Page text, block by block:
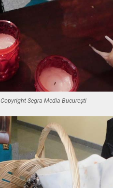
Copyright Segra Media București